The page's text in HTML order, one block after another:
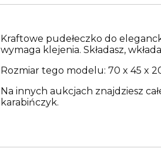
Kraftowe pudełeczko do
wymaga klejenia. Składasz,
Rozmiar tego modelu: 70 x 45 x
Na innych aukcjach znajdziesz
karabińczyk.